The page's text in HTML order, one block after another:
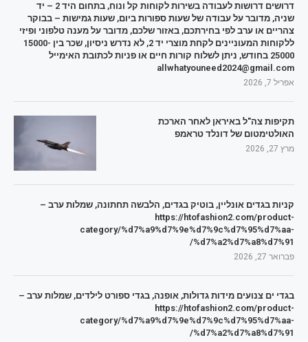
דרושים דרושות לעבודה בשירות לקוחות קל ונוח, בתחום היד 2 – יד
שניה, מדובר על עבודה של שעות ספורות ביום, שעות גמישות – בבוקר
צהריים או ערב לפי בחירתכם, באזור שלכם, מדובר על מענה טלפוני ופיזי
ללקוחות המעוניינים לקחת מוצרי יד 2, לא נדרש ניסיון, שכר בין 15000-
25000 בחודש, ניתן לשלוח קורות חיים או פניות לכתובת האימייל
allwhatyouneed2024@gmail.com
אפריל 7, 2026
תקיפות צה"ל באיראן לאחר הארכת
האולטימטום של דונלד טראמפ
מרץ 27, 2026
קניות בגדים אונליין, בוטיק בגדים, הלבשה תחתונה, שמלות ערב –
https://htofashion2.com/product-
category/%d7%a9%d7%9e%d7%9c%d7%95%d7%aa-
%d7%a2%d7%a8%d7%91/
פברואר 27, 2026
בגדי ים צנועים מידות גדולות, אופנה, בגדי ספורט לילדים, שמלות ערב –
https://htofashion2.com/product-
category/%d7%a9%d7%9e%d7%9c%d7%95%d7%aa-
%d7%a2%d7%a8%d7%91/